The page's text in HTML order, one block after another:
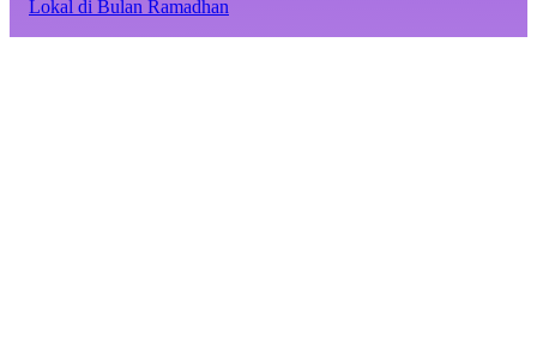
Lokal di Bulan Ramadhan